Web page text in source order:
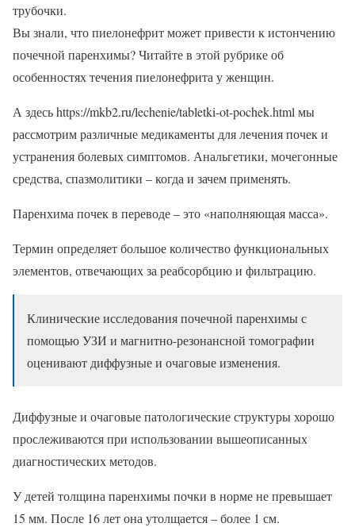
трубочки.
Вы знали, что пиелонефрит может привести к истончению
почечной паренхимы? Читайте в этой рубрике об
особенностях течения пиелонефрита у женщин.
А здесь https://mkb2.ru/lechenie/tabletki-ot-pochek.html мы
рассмотрим различные медикаменты для лечения почек и
устранения болевых симптомов. Анальгетики, мочегонные
средства, спазмолитики – когда и зачем применять.
Паренхима почек в переводе – это «наполняющая масса».
Термин определяет большое количество функциональных
элементов, отвечающих за реабсорбцию и фильтрацию.
Клинические исследования почечной паренхимы с
помощью УЗИ и магнитно-резонансной томографии
оценивают диффузные и очаговые изменения.
Диффузные и очаговые патологические структуры хорошо
прослеживаются при использовании вышеописанных
диагностических методов.
У детей толщина паренхимы почки в норме не превышает
15 мм. После 16 лет она утолщается – более 1 см.